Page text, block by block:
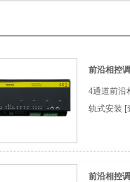
前沿相控
4通道前沿
轨式安装 [
前沿相控